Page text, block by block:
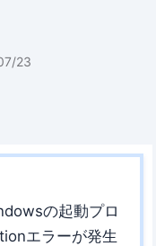
23
の起動プロ
エラーが発生